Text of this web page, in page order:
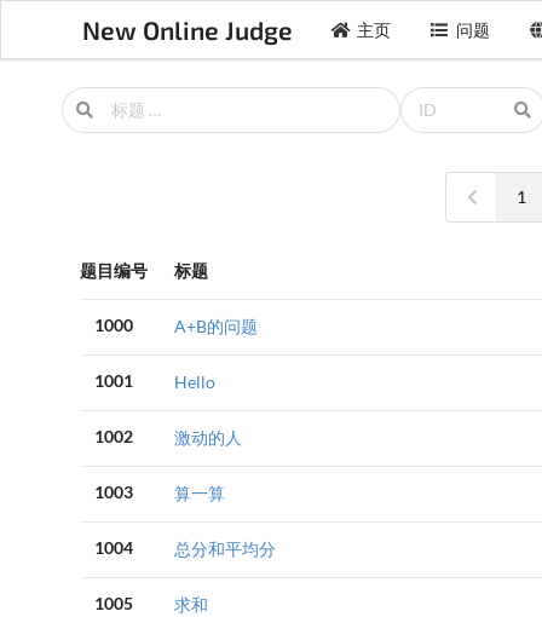
New Online Judge 主页 问题
1
题目编号 标题
1000 A+B的问题
1001 Hello
1002 激动的人
1003 算一算
1004 总分和平均分
1005 求和